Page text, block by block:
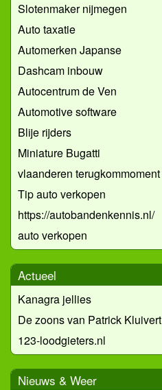
Slotenmaker nijmegen
Auto taxatie
Automerken Japanse
Dashcam inbouw
Autocentrum de Ven
Automotive software
Blije rijders
Miniature Bugatti
vlaanderen terugkommoment
Tip auto verkopen
https://autobandenkennis.nl/
auto verkopen
Actueel
Kanagra jellies
De zoons van Patrick Kluivert
123-loodgieters.nl
Nieuws & Weer